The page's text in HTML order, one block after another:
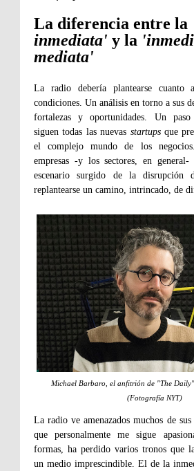
La diferencia entre la
inmediata' y la
mediata'
La radio debería plantearse cuanto
condiciones. Un análisis en torno a sus
fortalezas y oportunidades. Un
siguen todas las nuevas startupsque
el complejo mundo de los
empresas -y los sectores, en
escenario surgido de la
replantearse un camino, intrincado, de
Michael Barbaro, el anfitrión de "The
(Fotografía NYT)
La radio ve amenazados muchos de
que personalmente me sigue
formas, ha perdido varios tronos que
un medio imprescindible. El de la